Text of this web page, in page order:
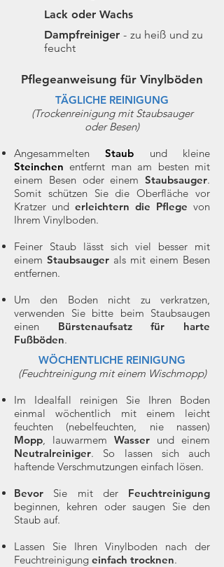
Lack oder Wachs
Dampfreiniger- zu heiß und zu
feucht
Pflegeanweisung für Vinylböden
TÄGLICHE REINIGUNG
(Trockenreinigung mit Staubsauger
oder Besen)
AngesammeltenStaub und kleine
Steinchen entfernt man am besten mit
einem Besen oder einem Staubsauger.
Somit schützen Sie die Oberfläche vor
Kratzer und erleichtern die Pflege von
Ihrem Vinylboden.
Feiner Staub lässt sich viel besser mit
einem Staubsauger als mit einem Besen
entfernen.
Um den Boden nicht zu verkratzen,
verwenden Sie bitte beim Staubsaugen
einen Bürstenaufsatz für harte
Fußböden.
WÖCHENTLICHE REINIGUNG
(Feuchtreinigung mit einem Wischmopp)
Im Idealfall reinigen Sie Ihren Boden
einmal wöchentlich mit einem leicht
feuchten (nebelfeuchten, nie nassen)
Mopp, lauwarmem Wasser und einem
Neutralreiniger. So lassen sich auch
haftende Verschmutzungen einfach lösen.
Bevor Sie mit der Feuchtreinigung
beginnen, kehren oder saugen Sie den
Staub auf.
Lassen Sie Ihren Vinylboden nach der
Feuchtreinigung einfach trocknen.